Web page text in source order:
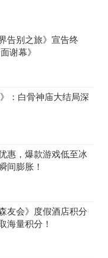
告别之旅》宣告终
谢幕》
：白骨神庙大结局深
惠，爆款游戏低至冰
间膨胀！
友会》度假酒店积分
海量积分！